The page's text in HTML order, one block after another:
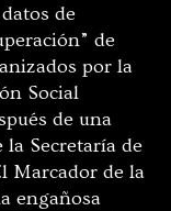
de
de
por la
Social
de una
Secretaría de
Marcador de la
engañosa